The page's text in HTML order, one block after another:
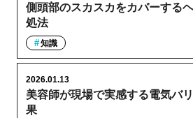
側頭部のスカスカをカバーする
処法
知識
美容師が現場で実感する電気バ
果
2026.01.13